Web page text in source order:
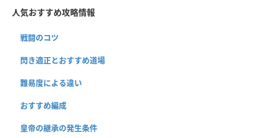
人気おすすめ攻略情報
戦闘のコツ
閃き適正とおすすめ道場
難易度による違い
おすすめ編成
皇帝の継承の発生条件